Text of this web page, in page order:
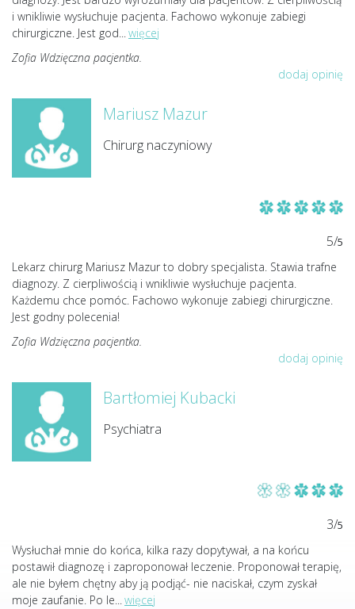
i wnikliwie wysłuchuje pacjenta. Fachowo wykonuje zabiegi
chirurgiczne. Jest god
więcej
Zofia Wdzięczna pacjentka.
dodaj opinię
Mariusz Mazur
Chirurg naczyniowy
5/5
Lekarz chirurg Mariusz Mazur to dobry specjalista. Stawia trafne
diagnozy. Z cierpliwością i wnikliwie wysłuchuje pacjenta.
Każdemu chce pomóc. Fachowo wykonuje zabiegi chirurgiczne.
Jest godny polecenia!
Zofia Wdzięczna pacjentka.
dodaj opinię
Bartłomiej Kubacki
Psychiatra
3/5
Wysłuchał mnie do końca, kilka razy dopytywał, a na końcu
postawił diagnozę i zaproponował leczenie. Proponował terapię,
ale nie byłem chętny aby ją podjąć- nie naciskał, czym zyskał
moje zaufanie. Po le...więcej